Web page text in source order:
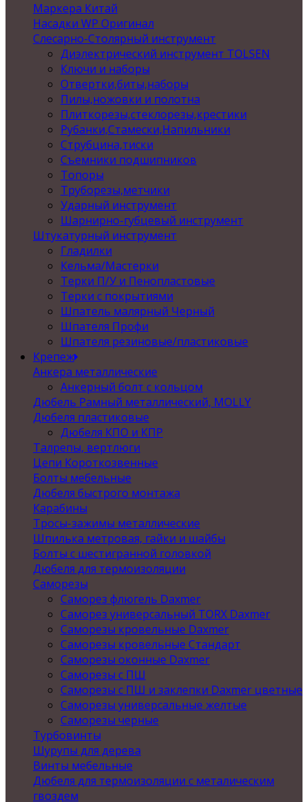
Маркера Китай
Насадки WP Оригинал
Слесарно-Столярный инструмент
Диэлектрический инструмент TOLSEN
Ключи и наборы
Отвертки,биты,наборы
Пилы,ножовки и полотна
Плиткорезы,стеклорезы,крестики
Рубанки,Стамески,Напильники
Струбцина,тиски
Съемники подшипников
Топоры
Труборезы,метчики
Ударный инструмент
Шарнирно-губцевый инструмент
Штукатурный инструмент
Гладилки
Кельма/Мастерки
Терки П/У и Пенопластовые
Терки с покрытиями
Шпатель малярный Черный
Шпателя Профи
Шпателя резиновые/пластиковые
Крепеж
Анкера металлические
Анкерный болт с кольцом
Дюбель Рамный металлический, MOLLY
Дюбеля пластиковые
Дюбеля КПО и КПР
Талрепы, вертлюги
Цепи Короткозвенные
Болты мебельные
Дюбеля быстрого монтажа
Карабины
Тросы-зажимы металлические
Шпилька метровая, гайки и шайбы
Болты с шестигранной головкой
Дюбеля для термоизоляции
Саморезы
Саморез флюгель Daxmer
Саморез универсальный TORX Daxmer
Саморезы кровельные Daxmer
Саморезы кровельные Стандарт
Саморезы оконные Daxmer
Саморезы с ПШ
Саморезы с ПШ и заклепки Daxmer цветные
Саморезы универсальные желтые
Саморезы черные
Турбовинты
Шурупы для дерева
Винты мебельные
Дюбеля для термоизоляции с металическим
гвоздем